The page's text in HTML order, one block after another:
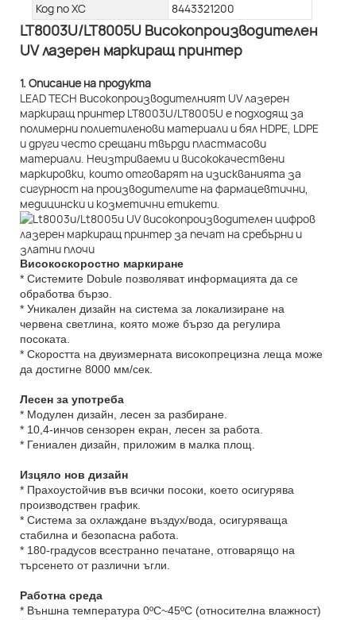
Код по ХС
8443321200
LT8003U/LT8005U Високопроизводителен
UV лазерен маркиращ принтер
1. Описание на продукта
LEAD TECH Високопроизводителният UV лазерен
маркиращ принтер LT8003U/LT8005U е подходящ за
полимерни полиетиленови материали и бял HDPE, LDPE
и други често срещани твърди пластмасови
материали. Неизтриваеми и висококачествени
маркировки, които отговарят на изискванията за
сигурност на производителите на фармацевтични,
медицински и козметични етикети.
Високоскоростно маркиране
* Системите Dobule позволяват информацията да се
обработва бързо.
* Уникален дизайн на система за локализиране на
червена светлина, която може бързо да регулира
посоката.
* Скоростта на двуизмерната високопрецизна леща може
да достигне 8000 мм/сек.
Лесен за употреба
* Модулен дизайн, лесен за разбиране.
* 10,4-инчов сензорен екран, лесен за работа.
* Гениален дизайн, приложим в малка площ.
Изцяло нов дизайн
* Прахоустойчив във всички посоки, което осигурява
производствен график.
* Система за охлаждане въздух/вода, осигуряваща
стабилна и безопасна работа.
* 180-градусов всестранно печатане, отговарящо на
търсенето от различни ъгли.
Работна среда
* Външна температура 0ºC~45ºC (относителна влажност)